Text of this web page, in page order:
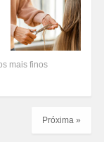
mais finos
Próxima »